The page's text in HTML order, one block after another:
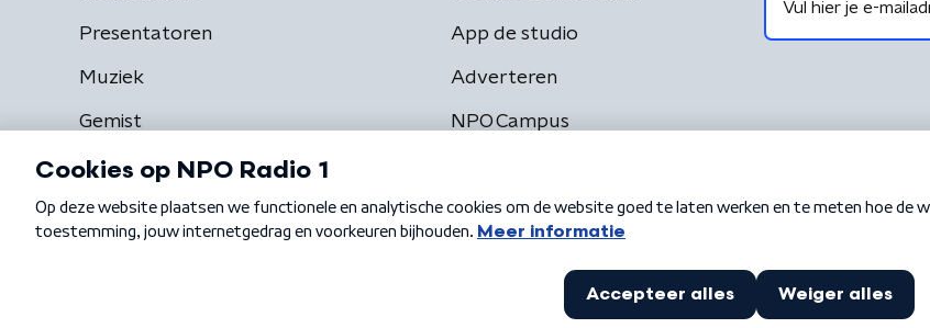
Presentatoren
Muziek
Gemist
App de studio
Adverteren
NPO Campus
Algemene voorwaarden Privacybeleid